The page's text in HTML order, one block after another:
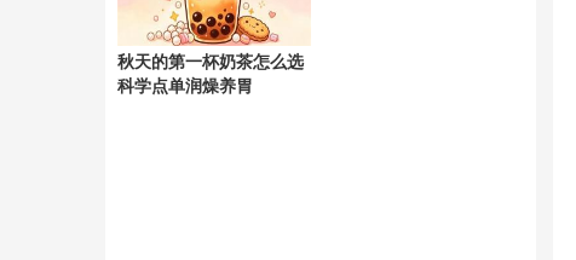
秋天的第一杯奶茶怎么选
科学点单润燥养胃